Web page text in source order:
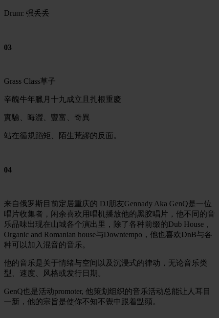
Drum: 强丢丢
03
Grass Class草子
辛醜牛年臘月十九成立且扎根重慶
實驗、晦澀、豐富、奇異
站在循規蹈矩、陌生荒謬的反面。
04
来自俄罗斯目前定居重庆的 DJ朋友Gennady Aka GenQ是一位
唱片收集者，闲余喜欢用唱机播放他的黑胶唱片，他不同的音
乐品味出现在山城各个演出里，除了各种前缀的Dub House，
Organic and Romanian house与Downtempo ，他也喜欢DnB与各
种可以加入混音的音乐。
他的音乐是关于情绪与空间以及沉浸式的律动，无论音乐类
型、速度、风格或发行日期。
GenQ也是活动promoter, 他策划组织的音乐活动总能让人耳目
一新，他的宗旨是使你不知不覺中跟着點頭。